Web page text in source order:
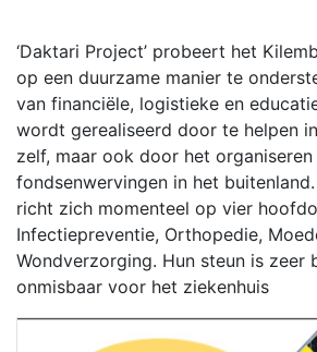
‘Daktari Project’ probeert het
op een duurzame manier te
van financiële, logistieke en
wordt gerealiseerd door te helpen
zelf, maar ook door het organiseren
fondsenwervingen in het
richt zich momenteel op vier
Infectiepreventie, Orthopedie,
Wondverzorging. Hun steun is zeer
onmisbaar voor het ziekenhuis